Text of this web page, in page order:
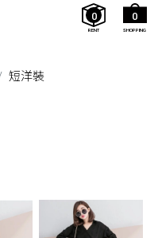
SHOPPING
0
RENT
0
短洋裝